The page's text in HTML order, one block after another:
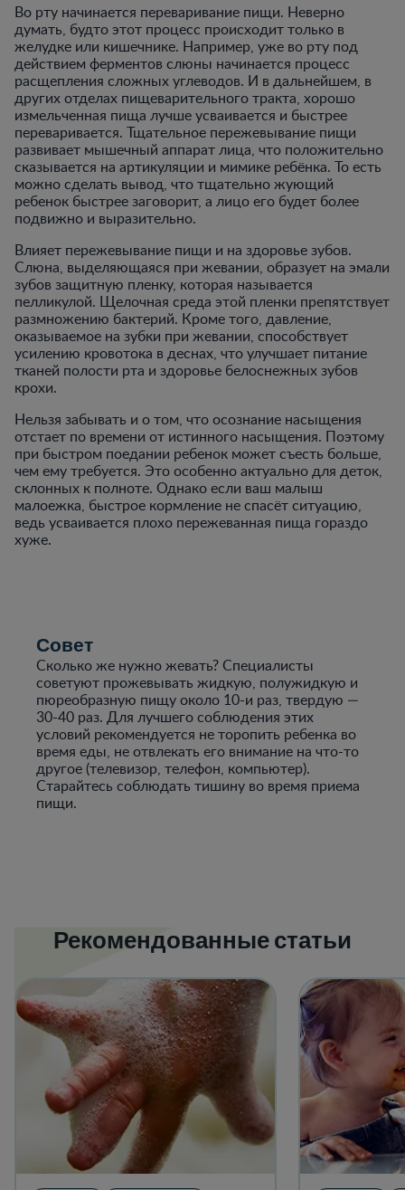
Во рту начинается переваривание пищи. Неверно
думать, будто этот процесс происходит только в
желудке или кишечнике. Например, уже во рту под
действием ферментов слюны начинается процесс
расщепления сложных углеводов. И в дальнейшем, в
других отделах пищеварительного тракта, хорошо
измельченная пища лучше усваивается и быстрее
переваривается. Тщательное пережевывание пищи
развивает мышечный аппарат лица, что положительно
сказывается на артикуляции и мимике ребёнка. То есть
можно сделать вывод, что тщательно жующий
ребенок быстрее заговорит, а лицо его будет более
подвижно и выразительно.
Влияет пережевывание пищи и на здоровье зубов.
Слюна, выделяющаяся при жевании, образует на эмали
зубов защитную пленку, которая называется
пелликулой. Щелочная среда этой пленки препятствует
размножению бактерий. Кроме того, давление,
оказываемое на зубки при жевании, способствует
усилению кровотока в деснах, что улучшает питание
тканей полости рта и здоровье белоснежных зубов
крохи.
Нельзя забывать и о том, что осознание насыщения
отстает по времени от истинного насыщения. Поэтому
при быстром поедании ребенок может съесть больше,
чем ему требуется. Это особенно актуально для деток,
склонных к полноте. Однако если ваш малыш
малоежка, быстрое кормление не спасёт ситуацию,
ведь усваивается плохо пережеванная пища гораздо
хуже.
Совет
Сколько же нужно жевать? Специалисты
советуют прожевывать жидкую, полужидкую и
пюреобразную пищу около 10-и раз, твердую —
30-40 раз. Для лучшего соблюдения этих
условий рекомендуется не торопить ребенка во
время еды, не отвлекать его внимание на что-то
другое (телевизор, телефон, компьютер).
Старайтесь соблюдать тишину во время приема
пищи.
Рекомендованные статьи